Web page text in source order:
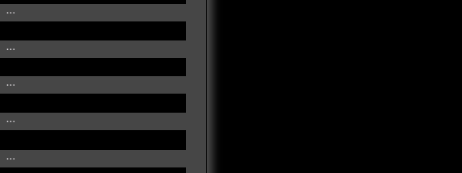
···
···
···
···
···